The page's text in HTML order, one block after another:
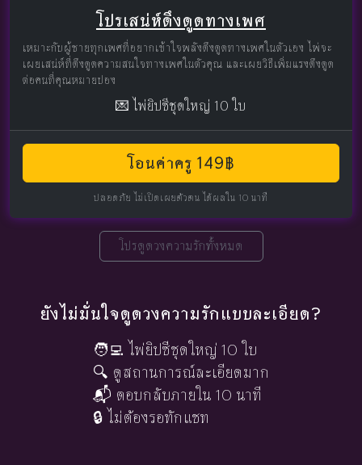
โปรเสน่ห์ดึงดูดทางเพศ
เหมาะกับผู้ชายทุกเพศที่อยากเข้าใจพลังดึงดูดทางเพศในตัวเอง ไพ่จะ
เผยเสน่ห์ที่ดึงดูดความสนใจทางเพศในตัวคุณ และเผยวิธีเพิ่มแรงดึงดูด
ต่อคนที่คุณหมายปอง
💌 ไพ่ยิปซีชุดใหญ่ 10 ใบ
โอนค่าครู 149฿
ปลอดภัย ไม่เปิดเผยตัวตน ได้ผลใน 10 นาที
โปรดูดวงความรักทั้งหมด
ยังไม่มั่นใจดูดวงความรักแบบละเอียด?
🧑‍💻 ไพ่ยิปซีชุดใหญ่ 10 ใบ
🔍 ดูสถานการณ์ละเอียดมาก
📬 ตอบกลับภายใน 10 นาที
🔒 ไม่ต้องรอทักแชท